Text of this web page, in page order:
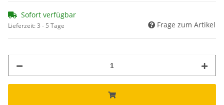
Sofort verfügbar
Lieferzeit:3 - 5 Tage Frage zum Artikel